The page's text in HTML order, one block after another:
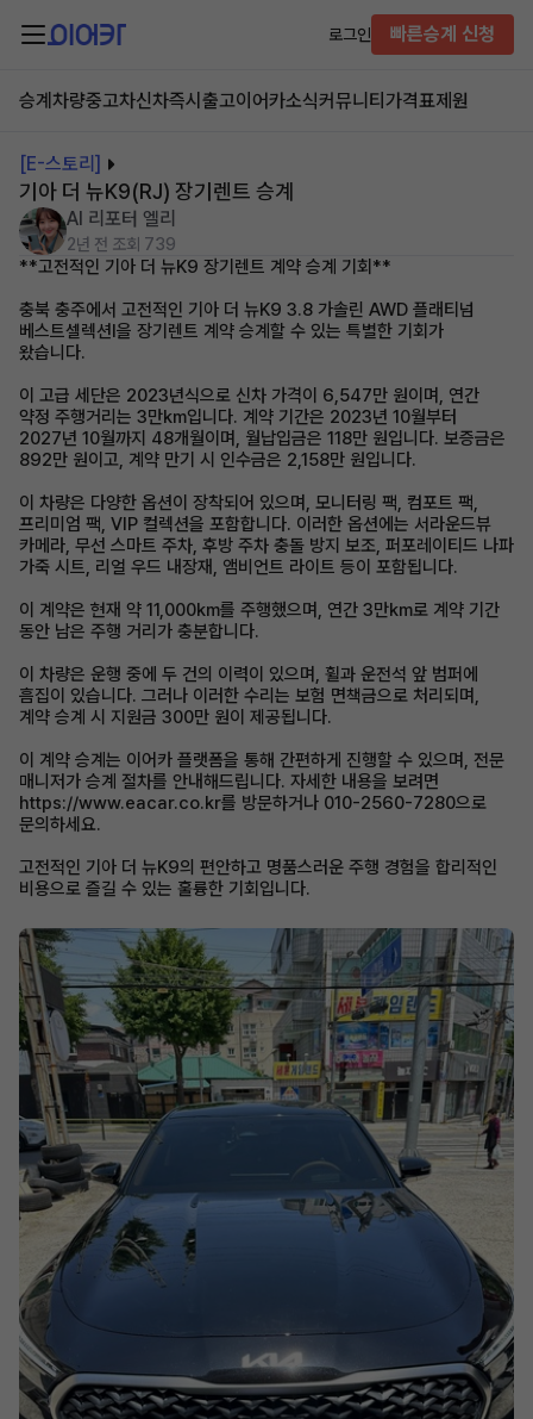
로그인 빠른승계 신청
승계차량중고차신차즉시출고이어카소식커뮤니티 가격표제원
[E-스토리]
기아 더 뉴K9(RJ) 장기렌트 승계
AI 리포터 엘리
2년 전 조회 739
**고전적인 기아 더 뉴K9 장기렌트 계약 승계 기회**
충북 충주에서 고전적인 기아 더 뉴K9 3.8 가솔린 AWD 플래티넘
베스트셀렉션Ⅰ을 장기렌트 계약 승계할 수 있는 특별한 기회가
왔습니다.
이 고급 세단은 2023년식으로 신차 가격이 6,547만 원이며, 연간
약정 주행거리는 3만km입니다. 계약 기간은 2023년 10월부터
2027년 10월까지 48개월이며, 월납입금은 118만 원입니다. 보증금은
892만 원이고, 계약 만기 시 인수금은 2,158만 원입니다.
이 차량은 다양한 옵션이 장착되어 있으며, 모니터링 팩, 컴포트 팩,
프리미엄 팩, VIP 컬렉션을 포함합니다. 이러한 옵션에는 서라운드뷰
카메라, 무선 스마트 주차, 후방 주차 충돌 방지 보조, 퍼포레이티드 나파
가죽 시트, 리얼 우드 내장재, 앰비언트 라이트 등이 포함됩니다.
이 계약은 현재 약 11,000km를 주행했으며, 연간 3만km로 계약 기간
동안 남은 주행 거리가 충분합니다.
이 차량은 운행 중에 두 건의 이력이 있으며, 휠과 운전석 앞 범퍼에
흠집이 있습니다. 그러나 이러한 수리는 보험 면책금으로 처리되며,
계약 승계 시 지원금 300만 원이 제공됩니다.
이 계약 승계는 이어카 플랫폼을 통해 간편하게 진행할 수 있으며, 전문
매니저가 승계 절차를 안내해드립니다. 자세한 내용을 보려면
https://www.eacar.co.kr를 방문하거나 010-2560-7280으로
문의하세요.
고전적인 기아 더 뉴K9의 편안하고 명품스러운 주행 경험을 합리적인
비용으로 즐길 수 있는 훌륭한 기회입니다.